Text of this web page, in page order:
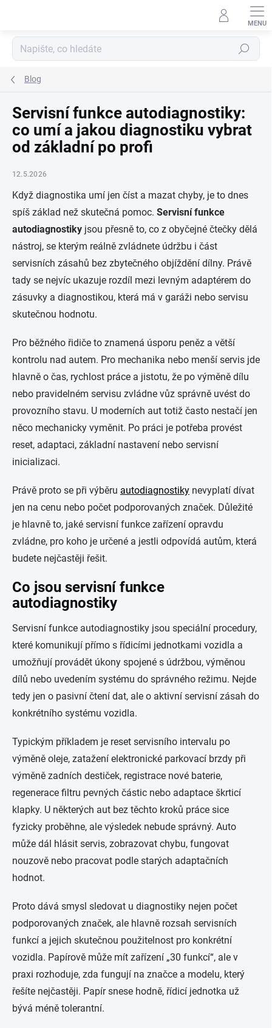
Hledat
Blog
Servisní funkce autodiagnostiky:
co umí a jakou diagnostiku vybrat
od základní po profi
12.5.2026
Když diagnostika umí jen číst a mazat chyby, je to dnes
spíš základ než skutečná pomoc. Servisní funkce
autodiagnostiky jsou přesně to, co z obyčejné čtečky dělá
nástroj, se kterým reálně zvládnete údržbu i část
servisních zásahů bez zbytečného objíždění dílny. Právě
tady se nejvíc ukazuje rozdíl mezi levným adaptérem do
zásuvky a diagnostikou, která má v garáži nebo servisu
skutečnou hodnotu.
Pro běžného řidiče to znamená úsporu peněz a větší
kontrolu nad autem. Pro mechanika nebo menší servis jde
hlavně o čas, rychlost práce a jistotu, že po výměně dílu
nebo pravidelném servisu zvládne vůz správně uvést do
provozního stavu. U moderních aut totiž často nestačí jen
něco mechanicky vyměnit. Po práci je potřeba provést
reset, adaptaci, základní nastavení nebo servisní
inicializaci.
Právě proto se při výběru autodiagnostiky nevyplatí dívat
jen na cenu nebo počet podporovaných značek. Důležité
je hlavně to, jaké servisní funkce zařízení opravdu
zvládne, pro koho je určené a jestli odpovídá autům, která
budete nejčastěji řešit.
Co jsou servisní funkce
autodiagnostiky
Servisní funkce autodiagnostiky jsou speciální procedury,
které komunikují přímo s řídicími jednotkami vozidla a
umožňují provádět úkony spojené s údržbou, výměnou
dílů nebo uvedením systému do správného režimu. Nejde
tedy jen o pasivní čtení dat, ale o aktivní servisní zásah do
konkrétního systému vozidla.
Typickým příkladem je reset servisního intervalu po
výměně oleje, zatažení elektronické parkovací brzdy při
výměně zadních destiček, registrace nové baterie,
regenerace filtru pevných částic nebo adaptace škrticí
klapky. U některých aut bez těchto kroků práce sice
fyzicky proběhne, ale výsledek nebude správný. Auto
může dál hlásit servis, zobrazovat chybu, fungovat
nouzově nebo pracovat podle starých adaptačních
hodnot.
Proto dává smysl sledovat u diagnostiky nejen počet
podporovaných značek, ale hlavně rozsah servisních
funkcí a jejich skutečnou použitelnost pro konkrétní
vozidla. Papírově může mít zařízení „30 funkcí“, ale v
praxi rozhoduje, zda fungují na značce a modelu, který
řešíte nejčastěji. Papír snese hodně, řídicí jednotka už
bývá méně tolerantní.